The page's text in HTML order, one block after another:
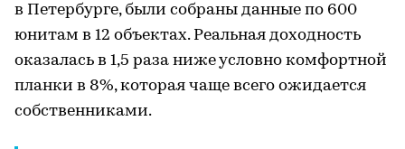
в Петербурге, были собраны данные по 600
юнитам в 12 объектах. Реальная доходность
оказалась в 1,5 раза ниже условно комфортной
планки в 8%, которая чаще всего ожидается
собственниками.